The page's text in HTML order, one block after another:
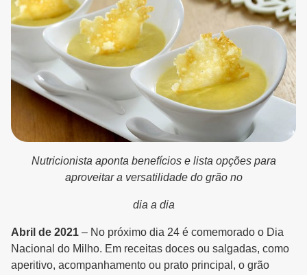
Nutricionista aponta benefícios e lista opções para
aproveitar a versatilidade do grão no
dia a dia
Abril de 2021 – No próximo dia 24 é comemorado o Dia
Nacional do Milho. Em receitas doces ou salgadas, como
aperitivo, acompanhamento ou prato principal, o grão